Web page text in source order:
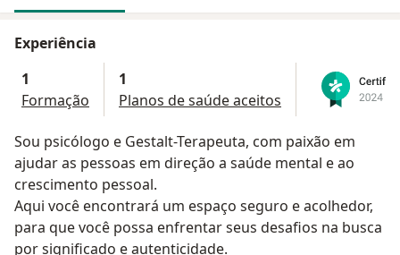
Experiência
1
Formação
1
Planos de saúde aceitos
Sou psicólogo e Gestalt-Terapeuta, com paixão em
ajudar as pessoas em direção a saúde mental e ao
crescimento pessoal.
Aqui você encontrará um espaço seguro e acolhedor,
para que você possa enfrentar seus desafios na busca
por significado e autenticidade.